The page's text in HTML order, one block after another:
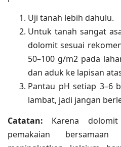
Uji tanah lebih dahulu.
Untuk tanah sangat
dolomit sesuai
50–100 g/m2 pada
dan aduk ke lapisan
Pantau pH setiap 3–6
lambat, jadi jangan
Catatan: Karena dolomit
pemakaian